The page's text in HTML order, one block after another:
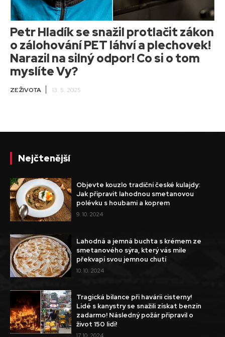
Petr Hladík se snažil protlačit zákon
o zálohování PET láhví a plechovek!
Narazil na silný odpor! Co si o tom
myslíte Vy?
ZE ŽIVOTA 13. 5. 2025
Nejčtenější
Objevte kouzlo tradiční české kulajdy:
Jak připravit lahodnou smetanovou
polévku s houbami a koprem
9. 10. 2024
Lahodná a jemná buchta s krémem ze
smetanového sýra, který vás mile
překvapí svou jemnou chutí
10. 10. 2024
Tragická bilance při havárii cisterny!
Lidé s kanystry se snažili získat benzín
zadarmo! Následný požár připravil o
život 150 lidí!